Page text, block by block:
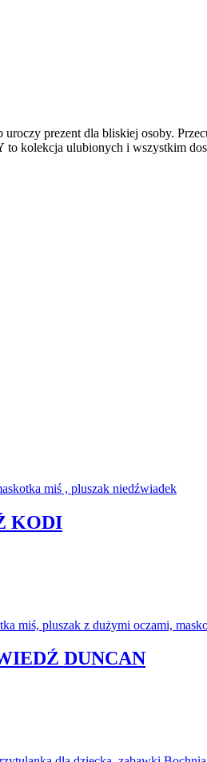
prezent dla bliskiej osoby.
to kolekcja ulubionych i wszystkim
KODI
DUNCAN